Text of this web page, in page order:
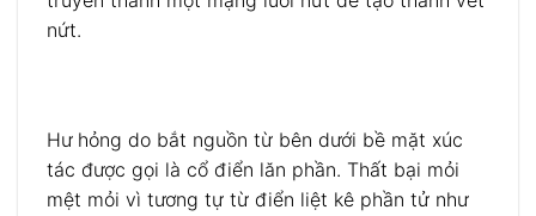
nứt.
Hư hỏng do bắt nguồn từ bên dưới bề mặt xúc
tác được gọi là cổ điển lăn phần. Thất bại mỏi
mệt mỏi vì tương tự từ điển liệt kê phần tử như